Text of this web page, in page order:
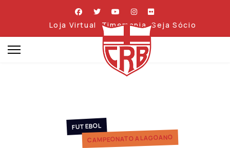
Loja Virtual Timemania Seja Sócio
FUTEBOL
CAMPEONATO ALAGOANO